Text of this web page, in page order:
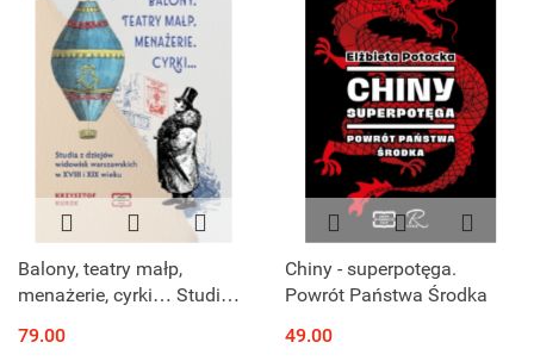
Balony, teatry małp,
menażerie, cyrki… Studia z
warszawskich w XVIII i XIX
79.00
Chiny - superpotęga.
Powrót Państwa Środka
49.00